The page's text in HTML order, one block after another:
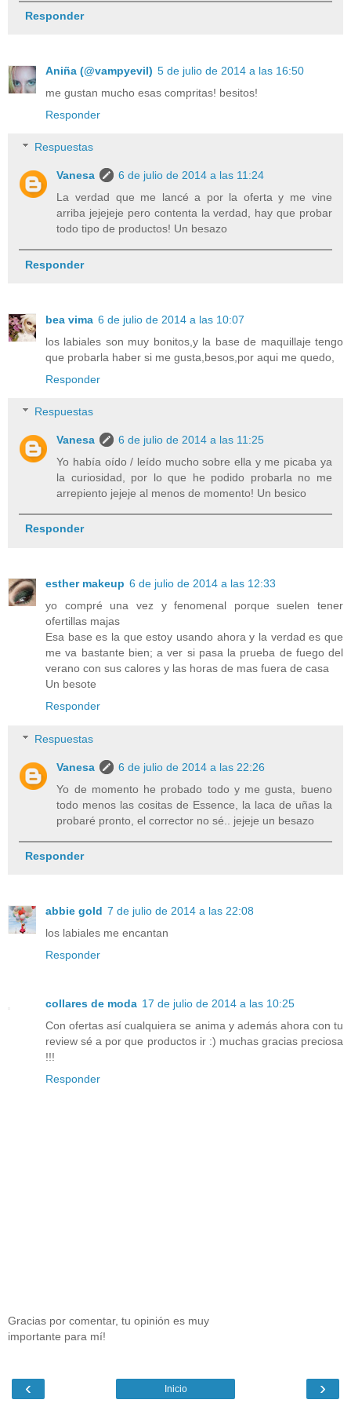
Responder
Aniña (@vampyevil) 5 de julio de 2014 a las 16:50
me gustan mucho esas compritas! besitos!
Responder
Respuestas
Vanesa
6 de julio de 2014 a las 11:24
La verdad que me lancé a por la oferta y me vine
arriba jejejeje pero contenta la verdad, hay que probar
todo tipo de productos! Un besazo
Responder
bea vima 6 de julio de 2014 a las 10:07
los labiales son muy bonitos,y la base de maquillaje tengo
que probarla haber si me gusta,besos,por aqui me quedo,
Responder
Respuestas
Vanesa
6 de julio de 2014 a las 11:25
Yo había oído / leído mucho sobre ella y me picaba ya
la curiosidad, por lo que he podido probarla no me
arrepiento jejeje al menos de momento! Un besico
Responder
esther makeup 6 de julio de 2014 a las 12:33
yo compré una vez y fenomenal porque suelen tener
ofertillas majas
Esa base es la que estoy usando ahora y la verdad es que
me va bastante bien; a ver si pasa la prueba de fuego del
verano con sus calores y las horas de mas fuera de casa
Un besote
Responder
Respuestas
Vanesa
6 de julio de 2014 a las 22:26
Yo de momento he probado todo y me gusta, bueno
todo menos las cositas de Essence, la laca de uñas la
probaré pronto, el corrector no sé.. jejeje un besazo
Responder
abbie gold 7 de julio de 2014 a las 22:08
los labiales me encantan
Responder
collares de moda 17 de julio de 2014 a las 10:25
Con ofertas así cualquiera se anima y además ahora con tu
review sé a por que productos ir :) muchas gracias preciosa
!!!
Responder
Gracias por comentar, tu opinión es muy
importante para mí!
‹ ›
Inicio